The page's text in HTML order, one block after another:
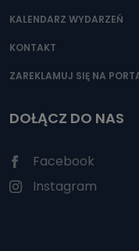
KALENDARZ WYDARZEŃ
KONTAKT
ZAREKLAMUJ SIĘ NA
DOŁĄCZ DO NAS
Facebook
Instagram